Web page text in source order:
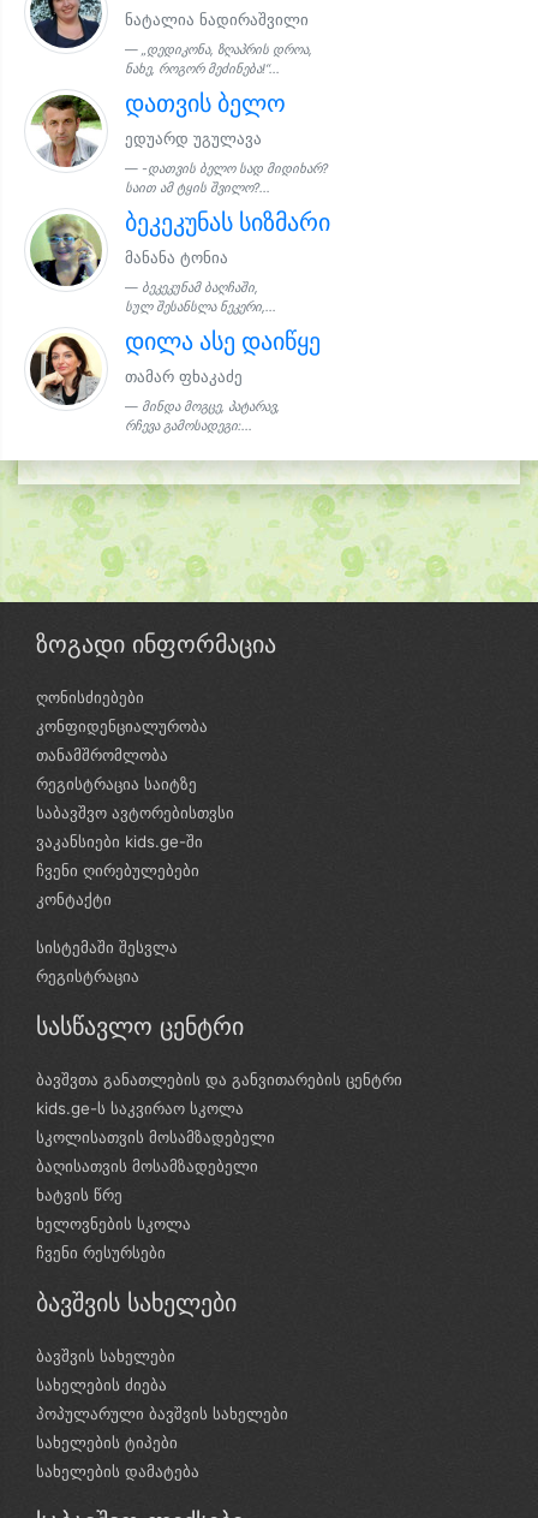
ნატალია ნადირაშვილი
„დედიკონა, ზღაპრის დროა,
ნახე, როგორ მეძინება!“...
დათვის ბელო
ედუარდ უგულავა
-დათვის ბელო სად მიდიხარ?
საით ამ ტყის შვილო?...
ბეკეკუნას სიზმარი
მანანა ტონია
ბეკეკუნამ ბაღჩაში,
სულ შესანსლა ნეკერი,...
დილა ასე დაიწყე
თამარ ფხაკაძე
მინდა მოგცე, პატარავ,
რჩევა გამოსადეგი:...
ზოგადი ინფორმაცია
ღონისძიებები
კონფიდენციალურობა
თანამშრომლობა
რეგისტრაცია საიტზე
საბავშვო ავტორებისთვსი
ვაკანსიები kids.ge-ში
ჩვენი ღირებულებები
კონტაქტი
სისტემაში შესვლა
რეგისტრაცია
სასწავლო ცენტრი
ბავშვთა განათლების და განვითარების ცენტრი
kids.ge-ს საკვირაო სკოლა
სკოლისათვის მოსამზადებელი
ბაღისათვის მოსამზადებელი
ხატვის წრე
ხელოვნების სკოლა
ჩვენი რესურსები
ბავშვის სახელები
ბავშვის სახელები
სახელების ძიება
პოპულარული ბავშვის სახელები
სახელების ტიპები
სახელების დამატება